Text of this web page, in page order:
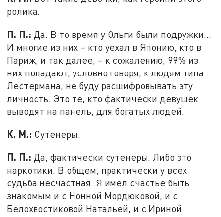
ролика.
П. П.: Да. В то время у Ольги были подружки...
И многие из них – кто уехал в Японию, кто в
Париж, и так далее, – к сожалению, 99% из
них попадают, условно говоря, к людям типа
Лестермана, не буду расшифровывать эту
личность. Это те, кто фактически девушек
выводят на панель, для богатых людей.
К. М.: Сутенеры.
П. П.: Да, фактически сутенеры. Либо это
наркотики. В общем, практически у всех
судьба несчастная. Я имел счастье быть
знакомым и с Нонной Мордюковой, и с
Белохвостиковой Натальей, и с Ириной